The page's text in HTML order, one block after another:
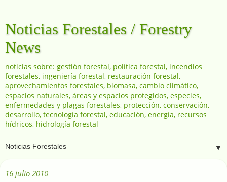
Noticias Forestales / Forestry
News
noticias sobre: gestión forestal, política forestal, incendios
forestales, ingeniería forestal, restauración forestal,
aprovechamientos forestales, biomasa, cambio climático,
espacios naturales, áreas y espacios protegidos, especies,
enfermedades y plagas forestales, protección, conservación,
desarrollo, tecnología forestal, educación, energía, recursos
hídricos, hidrología forestal
▼
16 julio 2010